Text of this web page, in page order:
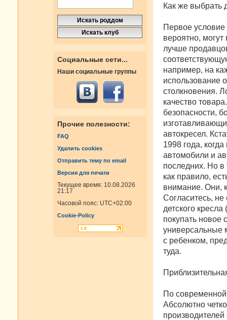
Социальные сети...
Наши социальные группы
Прочие полезности:
FAQ
Удалить cookies
Отправить тему по email
Версия для печати
Текущее время: 10.08.2026
21:17
Часовой пояс: UTC+02:00
Cookie-Policy
Как же выбрать
Первое условие
вероятно,
лучше
например, на
использование
столкновения.
качество
безопасности,
автокресел.
1998 года,
автомобили и
последних. Но в
как правило,
внимание. Они,
Согласитесь,
детского
покупать новое
универсальные
с ребенком,
туда.
По современной
Абсолютно